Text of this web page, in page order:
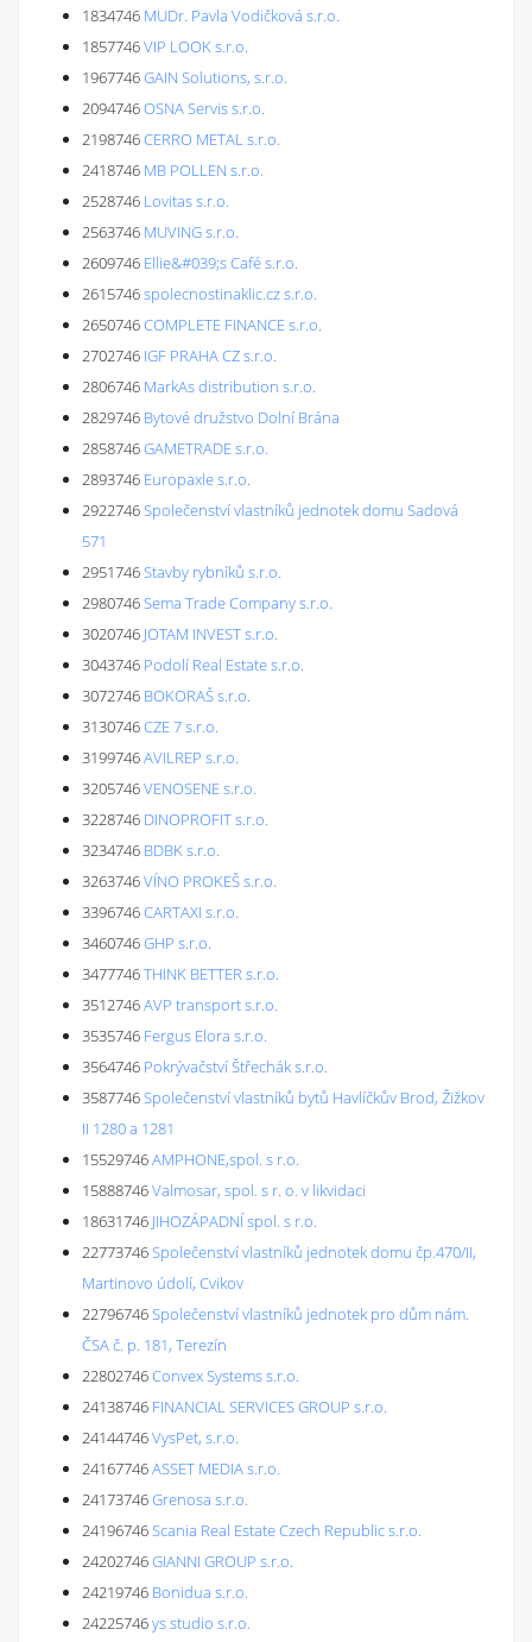
1834746 MUDr. Pavla Vodičková s.r.o.
1857746VIP LOOK s.r.o.
1967746GAIN Solutions, s.r.o.
2094746OSNA Servis s.r.o.
2198746CERRO METAL s.r.o.
2418746 MB POLLEN s.r.o.
2528746 Lovitas s.r.o.
2563746 MUVING s.r.o.
2609746 Ellie&#039;s Café s.r.o.
2615746spolecnostinaklic.cz s.r.o.
2650746COMPLETE FINANCE s.r.o.
2702746 IGF PRAHA CZ s.r.o.
2806746 MarkAs distribution s.r.o.
2829746 Bytové družstvo Dolní Brána
2858746GAMETRADE s.r.o.
2893746 Europaxle s.r.o.
2922746Společenství vlastníků jednotek domu Sadová
571
2951746Stavby rybníků s.r.o.
2980746Sema Trade Company s.r.o.
3020746 JOTAM INVEST s.r.o.
3043746 Podolí Real Estate s.r.o.
3072746 BOKORAŠ s.r.o.
3130746CZE 7 s.r.o.
3199746AVILREP s.r.o.
3205746VENOSENE s.r.o.
3228746 DINOPROFIT s.r.o.
3234746 BDBK s.r.o.
3263746VÍNO PROKEŠ s.r.o.
3396746CARTAXI s.r.o.
3460746GHP s.r.o.
3477746THINK BETTER s.r.o.
3512746AVP transport s.r.o.
3535746 Fergus Elora s.r.o.
3564746 Pokrývačství Štřechák s.r.o.
3587746Společenství vlastníků bytů Havlíčkův Brod, Žižkov
II 1280 a 1281
15529746AMPHONE,spol. s r.o.
15888746Valmosar, spol. s r. o. v likvidaci
18631746 JIHOZÁPADNÍ spol. s r.o.
22773746Společenství vlastníků jednotek domu čp.470/II,
Martinovo údolí, Cvikov
22796746Společenství vlastníků jednotek pro dům nám.
ČSA č. p. 181, Terezín
22802746Convex Systems s.r.o.
24138746 FINANCIAL SERVICES GROUP s.r.o.
24144746VysPet, s.r.o.
24167746ASSET MEDIA s.r.o.
24173746Grenosa s.r.o.
24196746Scania Real Estate Czech Republic s.r.o.
24202746GIANNI GROUP s.r.o.
24219746 Bonidua s.r.o.
24225746ys studio s.r.o.